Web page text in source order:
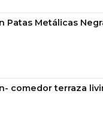
Patas Metálicas
comedor terraza